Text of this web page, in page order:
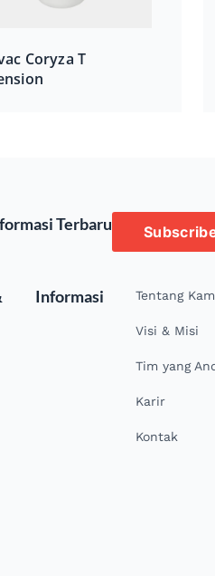
Coryza T
Terbaru
Informasi Tentang
Visi & Misi
Tim yang
Karir
Kontak